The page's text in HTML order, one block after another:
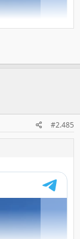
#2.485